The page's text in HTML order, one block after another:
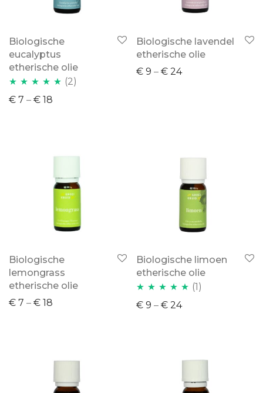
Biologische
eucalyptus
etherische olie
Waardering
(2)
€ 7 – € 18
Biologische lavendel
etherische olie
€ 9 – € 24
Biologische
lemongrass
etherische olie
€ 7 – € 18
Biologische limoen
etherische olie
Waardering
(1)
€ 9 – € 24